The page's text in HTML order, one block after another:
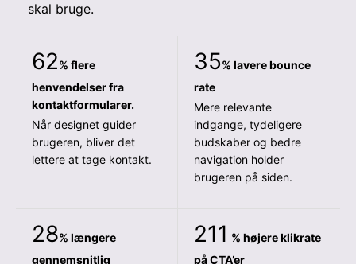
skal bruge.
62% flere
henvendelser fra
kontaktformularer.
Når designet guider
brugeren, bliver det
lettere at tage kontakt.
35% lavere bounce
rate
Mere relevante
indgange, tydeligere
budskaber og bedre
navigation holder
brugeren på siden.
28% længere
gennemsnitlig
211 % højere klikrate
på CTA’er